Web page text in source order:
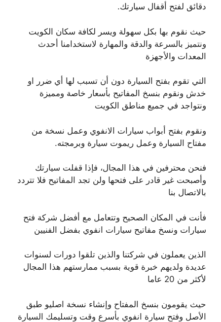
دقائق لفتح أقفال سيارتك.
حيث نقوم بها بكل سهولة ويسر لكافة سكان الكويت
ونتميز بالسرعة والدقة والمهارة لاستخدامنا أحدث
المعدات والأجهزة
التي تقوم بفتح السيارة دون أن تسبب لها أي ضرر او
خدش ونقوم بنسخ المفاتيح بأسعار خاصة ومميزة
ونتواجد في جميع مناطق الكويت
ونقوم بفتح أبواب سيارات الانفوي وعمل نسخة من
مفتاح السيارة وعمل ريموت سيارة وبرمجته.
فنحن محترفين في هذا المجال، فإذا قفلت سيارتك
وأصبحت غير قادر على فتحها ولن تجد المفاتيح فلا تتردد
بالاتصال بنا
فأنت في المكان الصحيح وتتعامل مع أفضل شركة فتح
سيارات ونسخ مفاتيح سيارات انفوي بفضل الفنيين
الذين يعملون في شركتنا والذين تلقوا دورات لسنوات
عديدة ولديهم خبرة قوية بسبب ممارستهم هذا المجال
لأكثر من 20 عاما
حيث يقومون بنسخ المفتاح وإنشاء نسخة اصليو طبق
الأصل وفتح سيارة انفوي بأسرع وقت وتسليمك السيارة